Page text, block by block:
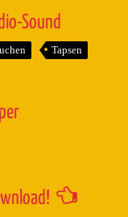
Sound
Tapsen